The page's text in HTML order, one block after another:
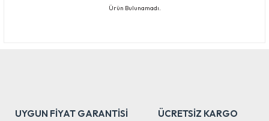
Ürün Bulunamadı.
UYGUN FİYAT GARANTİSİ ÜCRETSİZ KARGO